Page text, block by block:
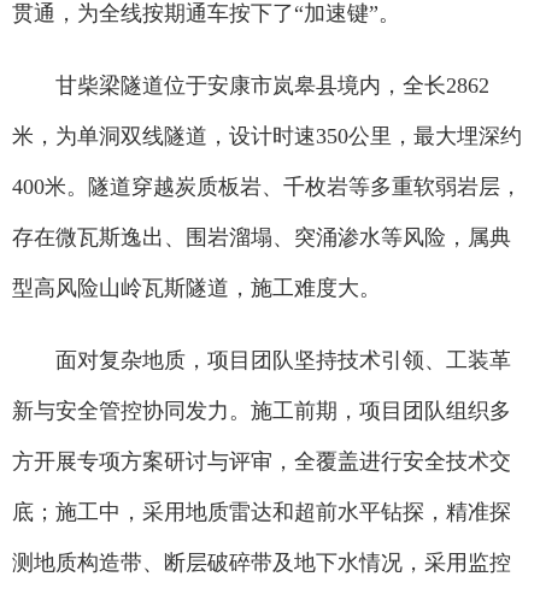
贯通，为全线按期通车按下了“加速键”。
甘柴梁隧道位于安康市岚皋县境内，全长2862
米，为单洞双线隧道，设计时速350公里，最大埋深约
400米。隧道穿越炭质板岩、千枚岩等多重软弱岩层，
存在微瓦斯逸出、围岩溜塌、突涌渗水等风险，属典
型高风险山岭瓦斯隧道，施工难度大。
面对复杂地质，项目团队坚持技术引领、工装革
新与安全管控协同发力。施工前期，项目团队组织多
方开展专项方案研讨与评审，全覆盖进行安全技术交
底；施工中，采用地质雷达和超前水平钻探，精准探
测地质构造带、断层破碎带及地下水情况，采用监控